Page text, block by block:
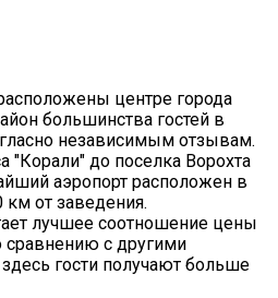
центре города
большинства гостей в
независимым отзывам.
"Корали" до поселка Ворохта
аэропорт расположен в
от заведения.
лучшее соотношение цены
сравнению с другими
гости получают больше